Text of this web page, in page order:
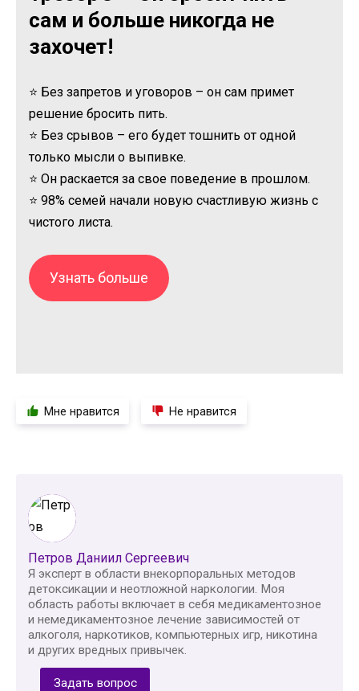
сам и больше никогда не
захочет!
⭐ Без запретов и уговоров – он сам примет
решение бросить пить.
⭐ Без срывов – его будет тошнить от одной
только мысли о выпивке.
⭐ Он раскается за свое поведение в прошлом.
⭐ 98% семей начали новую счастливую жизнь с
чистого листа.
Узнать больше
Мне нравится Не нравится
Петров Даниил Сергеевич
Я эксперт в области внекорпоральных методов
детоксикации и неотложной наркологии. Моя
область работы включает в себя медикаментозное
и немедикаментозное лечение зависимостей от
алкоголя, наркотиков, компьютерных игр, никотина
и других вредных привычек.
Задать вопрос